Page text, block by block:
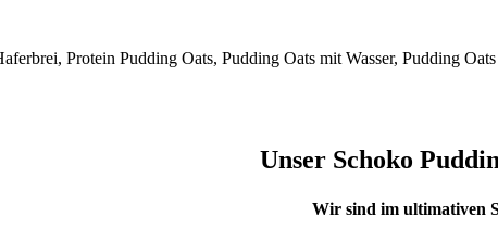
Unser Schoko
Wir sind im ultimativen